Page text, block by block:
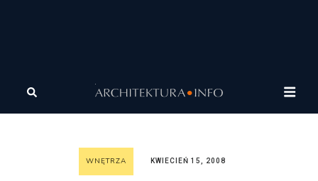
Wnętrza
wnętrza
WNĘTRZA KWIECIEŃ 15, 2008